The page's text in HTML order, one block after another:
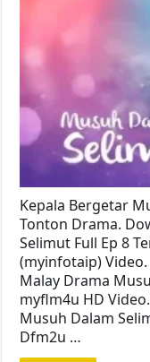
Kepala Bergetar
Tonton Drama.
Selimut Full Ep 8
(myinfotaip)
Malay Drama
myflm4u HD
Musuh Dalam
Dfm2u …